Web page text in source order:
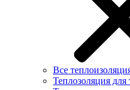
Все
Теплозоляция для